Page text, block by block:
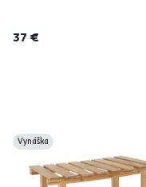
37 €
Vynáška